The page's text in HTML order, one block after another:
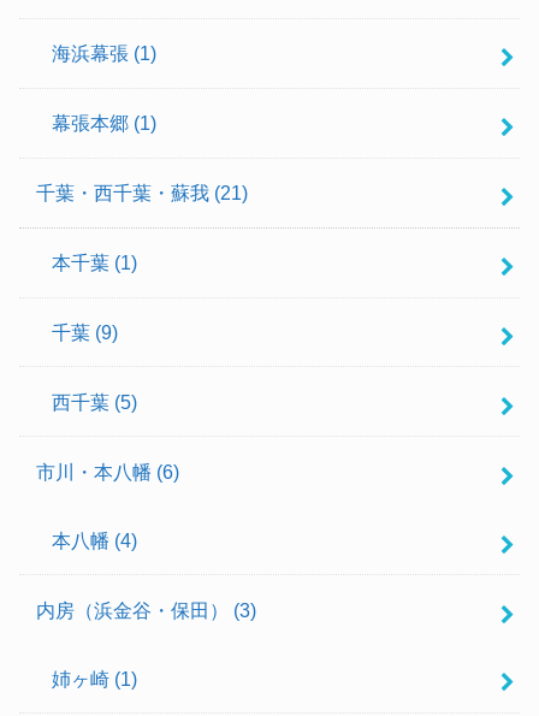
海浜幕張 (1)
幕張本郷 (1)
千葉・西千葉・蘇我 (21)
本千葉 (1)
千葉 (9)
西千葉 (5)
市川・本八幡 (6)
本八幡 (4)
内房（浜金谷・保田） (3)
姉ヶ崎 (1)